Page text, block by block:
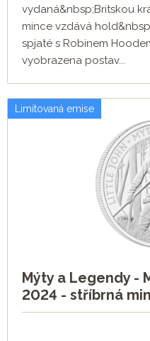
vydaná&nbsp;Britskou
mince vzdává
spjaté s Robinem
vyobrazena postav...
Limitovaná emise
Mýty a Legendy -
2024 - stříbrná